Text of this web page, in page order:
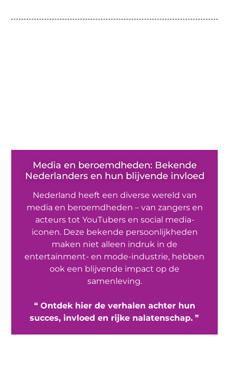
Media en beroemdheden: Bekende
Nederlanders en hun blijvende invloed
Nederland heeft een diverse wereld van
media en beroemdheden – van zangers en
acteurs tot YouTubers en social media-
iconen. Deze bekende persoonlijkheden
maken niet alleen indruk in de
entertainment- en mode-industrie, hebben
ook een blijvende impact op de
samenleving.
❝ Ontdek hier de verhalen achter hun
succes, invloed en rijke nalatenschap. ❞